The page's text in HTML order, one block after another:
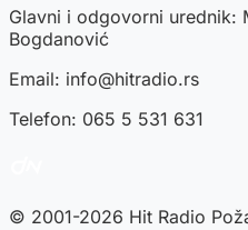
Glavni i odgovorni urednik:
Bogdanović
Email: info@hitradio.rs
Telefon: 065 5 531 631
© 2001-2026 Hit Radio